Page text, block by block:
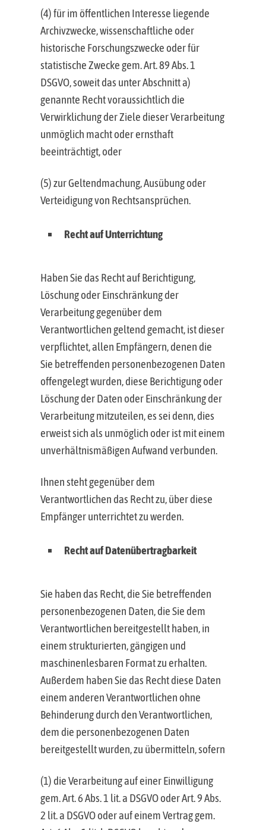
(4) für im öffentlichen Interesse liegende
Archivzwecke, wissenschaftliche oder
historische Forschungszwecke oder für
statistische Zwecke gem. Art. 89 Abs. 1
DSGVO, soweit das unter Abschnitt a)
genannte Recht voraussichtlich die
Verwirklichung der Ziele dieser Verarbeitung
unmöglich macht oder ernsthaft
beeinträchtigt, oder
(5) zur Geltendmachung, Ausübung oder
Verteidigung von Rechtsansprüchen.
Recht auf Unterrichtung
Haben Sie das Recht auf Berichtigung,
Löschung oder Einschränkung der
Verarbeitung gegenüber dem
Verantwortlichen geltend gemacht, ist dieser
verpflichtet, allen Empfängern, denen die
Sie betreffenden personenbezogenen Daten
offengelegt wurden, diese Berichtigung oder
Löschung der Daten oder Einschränkung der
Verarbeitung mitzuteilen, es sei denn, dies
erweist sich als unmöglich oder ist mit einem
unverhältnismäßigen Aufwand verbunden.
Ihnen steht gegenüber dem
Verantwortlichen das Recht zu, über diese
Empfänger unterrichtet zu werden.
Recht auf Datenübertragbarkeit
Sie haben das Recht, die Sie betreffenden
personenbezogenen Daten, die Sie dem
Verantwortlichen bereitgestellt haben, in
einem strukturierten, gängigen und
maschinenlesbaren Format zu erhalten.
Außerdem haben Sie das Recht diese Daten
einem anderen Verantwortlichen ohne
Behinderung durch den Verantwortlichen,
dem die personenbezogenen Daten
bereitgestellt wurden, zu übermitteln, sofern
(1) die Verarbeitung auf einer Einwilligung
gem. Art. 6 Abs. 1 lit. a DSGVO oder Art. 9 Abs.
2 lit. a DSGVO oder auf einem Vertrag gem.